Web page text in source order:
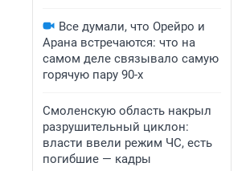
Все думали, что Орейро и
Арана встречаются: что на
самом деле связывало самую
горячую пару 90-х
Смоленскую область накрыл
разрушительный циклон:
власти ввели режим ЧС, есть
погибшие — кадры